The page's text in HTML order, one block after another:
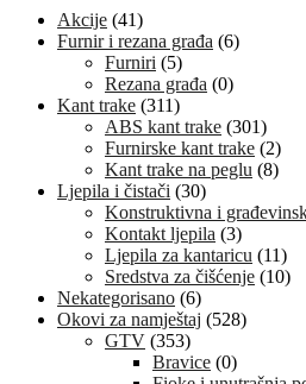
Akcije (41)
Furnir i rezana građa (6)
Furniri (5)
Rezana građa (0)
Kant trake (311)
ABS kant trake (301)
Furnirske kant trake (2)
Kant trake na peglu (8)
Ljepila i čistači (30)
Konstruktivna i
Kontakt ljepila (3)
Ljepila za kantaricu (11)
Sredstva za čišćenje (10)
Nekategorisano (6)
Okovi za namještaj (528)
GTV (353)
Bravice (0)